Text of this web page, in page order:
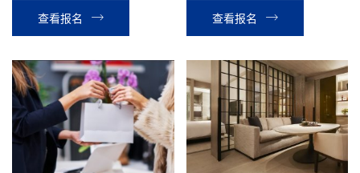
查看报名
查看报名